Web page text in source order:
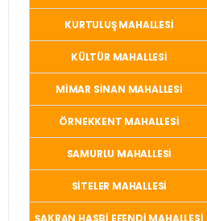
KURTULUŞ MAHALLESİ
KÜLTÜR MAHALLESİ
MİMAR SİNAN MAHALLESİ
ÖRNEKKENT MAHALLESİ
SAMURLU MAHALLESİ
SİTELER MAHALLESİ
ŞAKRAN HASBİ EFENDİ MAHALLESİ